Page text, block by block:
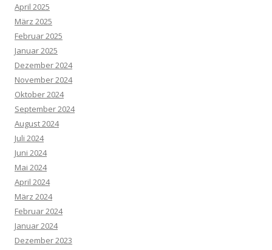
April 2025
März 2025
Februar 2025
Januar 2025
Dezember 2024
November 2024
Oktober 2024
September 2024
August 2024
Juli 2024
Juni 2024
Mai 2024
April 2024
März 2024
Februar 2024
Januar 2024
Dezember 2023